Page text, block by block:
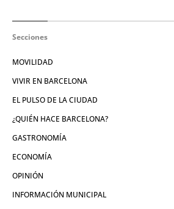
Secciones
MOVILIDAD
VIVIR EN BARCELONA
EL PULSO DE LA CIUDAD
¿QUIÉN HACE BARCELONA?
GASTRONOMÍA
ECONOMÍA
OPINIÓN
INFORMACIÓN MUNICIPAL